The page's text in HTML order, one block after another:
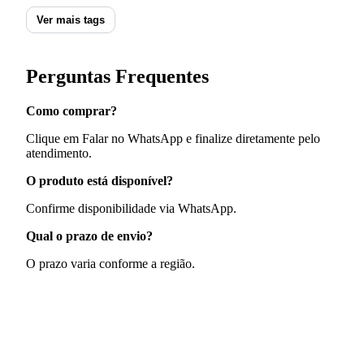
Ver mais tags
Perguntas Frequentes
Como comprar?
Clique em Falar no WhatsApp e finalize diretamente pelo
atendimento.
O produto está disponível?
Confirme disponibilidade via WhatsApp.
Qual o prazo de envio?
O prazo varia conforme a região.